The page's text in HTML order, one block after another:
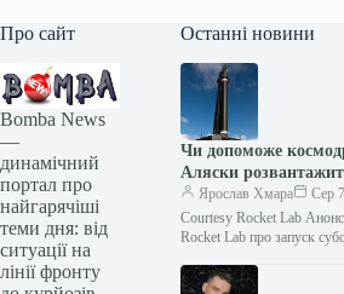
Про сайт
Bomba News
—
динамічний
портал про
найгарячіші
теми дня: від
ситуації на
лінії фронту
Останні новини
Чи допоможе
Аляски
запусків Пентагону?
Ярослав Хмара
Сер
Courtesy Rocket Lab Анонс
Rocket Lab про запуск
вкрай необхідною опцією